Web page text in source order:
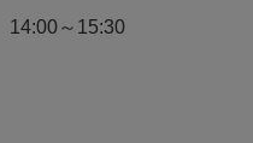
14:00～15:30